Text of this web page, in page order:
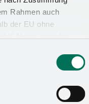
Rahmen auch
der EU ohne
zugreifen, ohne
oder Rechtsmittel
willigen Sie in die
können die
Kalmey,
Kalmey seinen